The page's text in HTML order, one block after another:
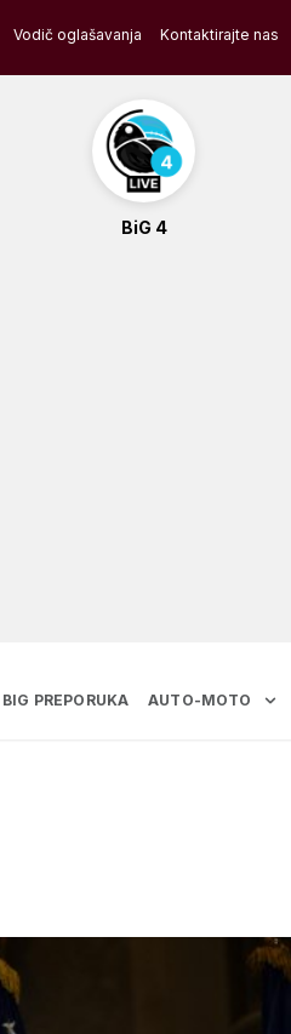
Vodič oglašavanja Kontaktirajte nas
BiG 4
BIG PREPORUKA AUTO-MOTO